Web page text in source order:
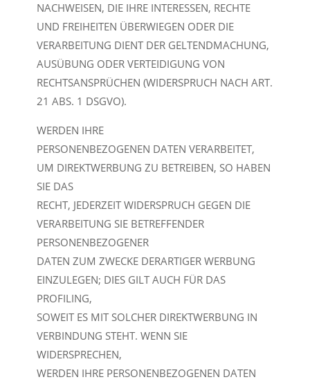
NACHWEISEN, DIE IHRE INTERESSEN, RECHTE
UND FREIHEITEN ÜBERWIEGEN ODER DIE
VERARBEITUNG DIENT DER GELTENDMACHUNG,
AUSÜBUNG ODER VERTEIDIGUNG VON
RECHTSANSPRÜCHEN (WIDERSPRUCH NACH ART.
21 ABS. 1 DSGVO).
WERDEN IHRE
PERSONENBEZOGENEN DATEN VERARBEITET,
UM DIREKTWERBUNG ZU BETREIBEN, SO HABEN
SIE DAS
RECHT, JEDERZEIT WIDERSPRUCH GEGEN DIE
VERARBEITUNG SIE BETREFFENDER
PERSONENBEZOGENER
DATEN ZUM ZWECKE DERARTIGER WERBUNG
EINZULEGEN; DIES GILT AUCH FÜR DAS
PROFILING,
SOWEIT ES MIT SOLCHER DIREKTWERBUNG IN
VERBINDUNG STEHT. WENN SIE
WIDERSPRECHEN,
WERDEN IHRE PERSONENBEZOGENEN DATEN